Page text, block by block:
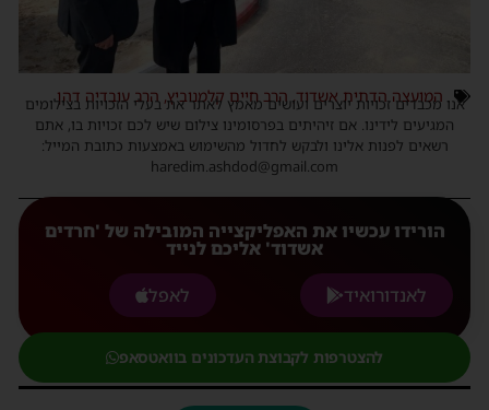
המועצה הדתית אשדוד, הרב חיים קלמנוביץ, הרב עובדיה דהן
אנו מכבדים זכויות יוצרים ועושים מאמץ לאתר את בעלי הזכויות בצילומים
המגיעים לידינו. אם זיהיתים בפרסומינו צילום שיש לכם זכויות בו, אתם
רשאים לפנות אלינו ולבקש לחדול מהשימוש באמצעות כתובת המייל:
haredim.ashdod@gmail.com
הורידו עכשיו את האפליקצייה המובילה של 'חרדים
אשדוד' אליכם לנייד
לאנדורואיד
לאפל
להצטרפות לקבוצת העדכונים בוואטסאפ